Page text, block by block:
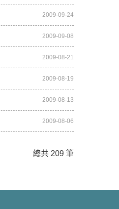
2009-09-24
2009-09-08
2009-08-21
2009-08-19
2009-08-13
2009-08-06
總共 209 筆